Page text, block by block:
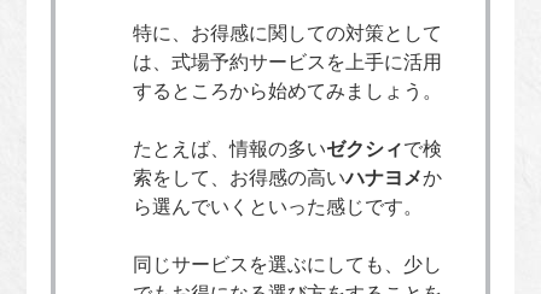
特に、お得感に関しての対策として
は、式場予約サービスを上手に活用
するところから始めてみましょう。
たとえば、情報の多いゼクシィで検
索をして、お得感の高いハナヨメか
ら選んでいくといった感じです。
同じサービスを選ぶにしても、少し